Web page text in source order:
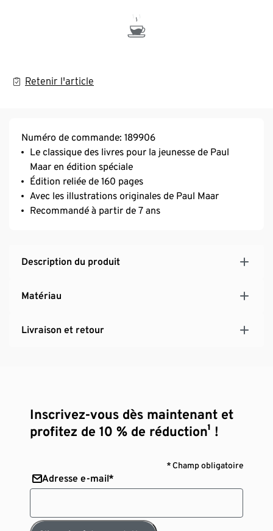
Retenir l'article
Numéro de commande: 189906
Le classique des livres pour la jeunesse de Paul
Maar en édition spéciale
Édition reliée de 160 pages
Avec les illustrations originales de Paul Maar
Recommandé à partir de 7 ans
Description du produit
Matériau
Livraison et retour
Inscrivez-vous dès maintenant et
profitez de 10 % de réduction¹ !
* Champ obligatoire
Adresse e-mail*